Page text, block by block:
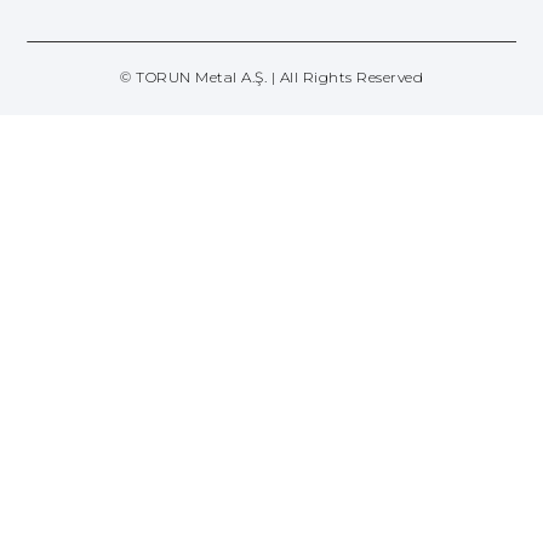
© TORUN Metal A.Ş. | All Rights Reserved